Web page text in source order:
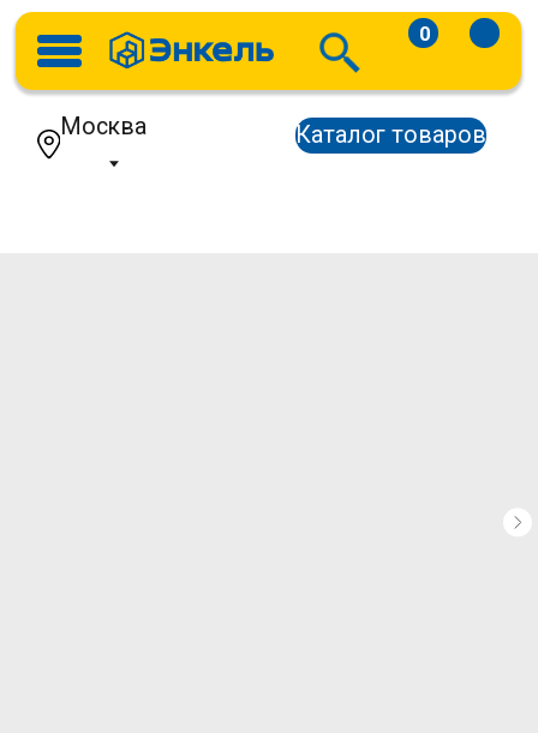
Каталог товаров
Москва